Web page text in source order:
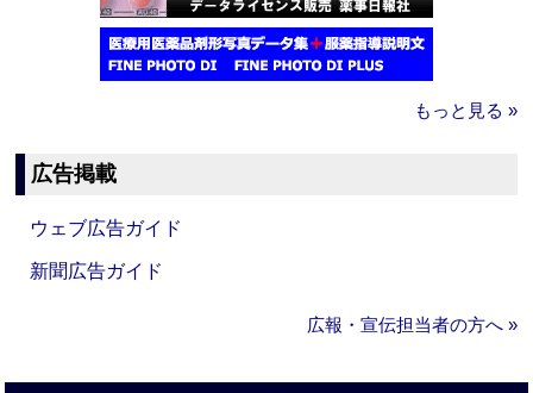
もっと見る »
広告掲載
ウェブ広告ガイド
新聞広告ガイド
広報・宣伝担当者の方へ »